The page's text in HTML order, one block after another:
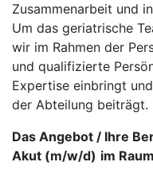
Zusammenarbeit und
Um das geriatrische
wir im Rahmen der
und qualifizierte
Expertise einbringt
der Abteilung beiträgt.
Das Angebot / Ihre
Akut (m/w/d) im